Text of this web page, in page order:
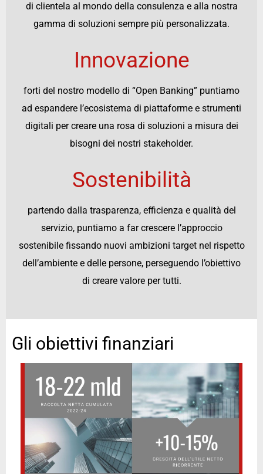
di clientela al mondo della consulenza e alla nostra
gamma di soluzioni sempre più personalizzata.
Innovazione
forti del nostro modello di “Open Banking” puntiamo
ad espandere l’ecosistema di piattaforme e strumenti
digitali per creare una rosa di soluzioni a misura dei
bisogni dei nostri stakeholder.
Sostenibilità
partendo dalla trasparenza, efficienza e qualità del
servizio, puntiamo a far crescere l’approccio
sostenibile fissando nuovi ambizioni target nel rispetto
dell’ambiente e delle persone, perseguendo l’obiettivo
di creare valore per tutti.
Gli obiettivi finanziari